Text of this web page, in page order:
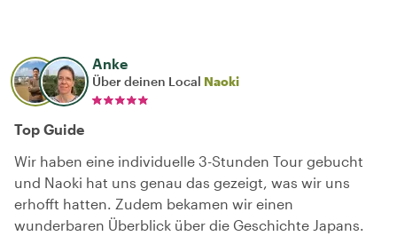
Anke
Über deinen Local Naoki
Top Guide
Wir haben eine individuelle 3-Stunden Tour gebucht
und Naoki hat uns genau das gezeigt, was wir uns
erhofft hatten. Zudem bekamen wir einen
wunderbaren Überblick über die Geschichte Japans.